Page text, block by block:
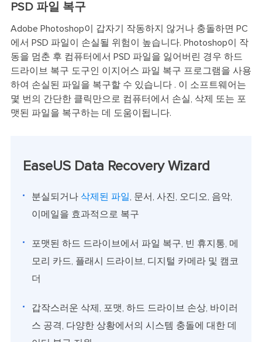
PSD 파일 복구
Adobe Photoshop이 갑자기 작동하지 않거나 충돌하면 PC
에서 PSD 파일이 손실될 위험이 높습니다. Photoshop이 작
동을 멈춘 후 컴퓨터에서 PSD 파일을 잃어버린 경우 하드
드라이브 복구 도구인 이지어스 파일 복구 프로그램을 사용
하여 손실된 파일을 복구할 수 있습니다 . 이 소프트웨어는
몇 번의 간단한 클릭만으로 컴퓨터에서 손실, 삭제 또는 포
맷된 파일을 복구하는 데 도움이됩니다.
EaseUS Data Recovery Wizard
분실되거나 삭제된 파일, 문서, 사진, 오디오, 음악,
이메일을 효과적으로 복구
포맷된 하드 드라이브에서 파일 복구, 빈 휴지통, 메
모리 카드, 플래시 드라이브, 디지털 카메라 및 캠코
더
갑작스러운 삭제, 포맷, 하드 드라이브 손상, 바이러
스 공격, 다양한 상황에서의 시스템 충돌에 대한 데